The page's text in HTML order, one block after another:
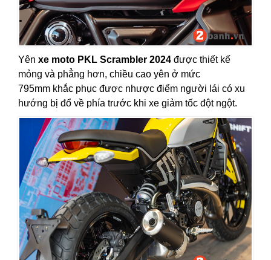
Yên xe moto PKL Scrambler 2024 được thiết kế
mỏng và phẳng hơn, chiều cao yên ở mức
795mm khắc phục được nhược điểm người lái có xu
hướng bị đổ về phía trước khi xe giảm tốc đột ngột.